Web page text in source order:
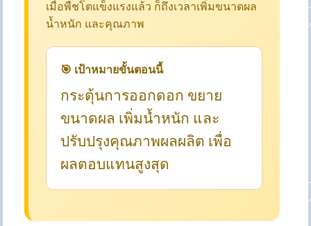
เมื่อพืชโตแข็งแรงแล้ว ก็ถึงเวลาเพิ่มขนาดผล
น้ำหนัก และคุณภาพ
🎯 เป้าหมายขั้นตอนนี้
กระตุ้นการออกดอก ขยาย
ขนาดผล เพิ่มน้ำหนัก และ
ปรับปรุงคุณภาพผลผลิต เพื่อ
ผลตอบแทนสูงสุด